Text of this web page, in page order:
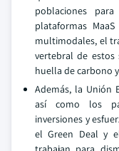
poblaciones
plataformas
multimodales, el
vertebral de estos
huella de carbono
Además, la Unión
así como los
inversiones y
el Green Deal y